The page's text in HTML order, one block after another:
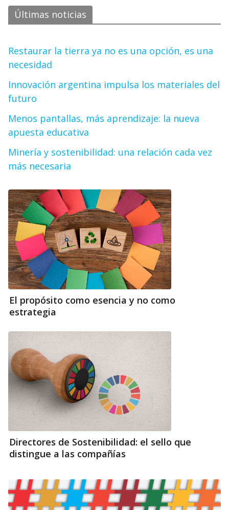
Últimas noticias
Restaurar la tierra ya no es una opción, es una
necesidad
Innovación argentina impulsa los materiales del
futuro
Menos pantallas, más aprendizaje: la nueva
apuesta educativa
Minería y sostenibilidad: una relación cada vez
más necesaria
El propósito como esencia y no como
estrategia
Directores de Sostenibilidad: el sello que
distingue a las compañías